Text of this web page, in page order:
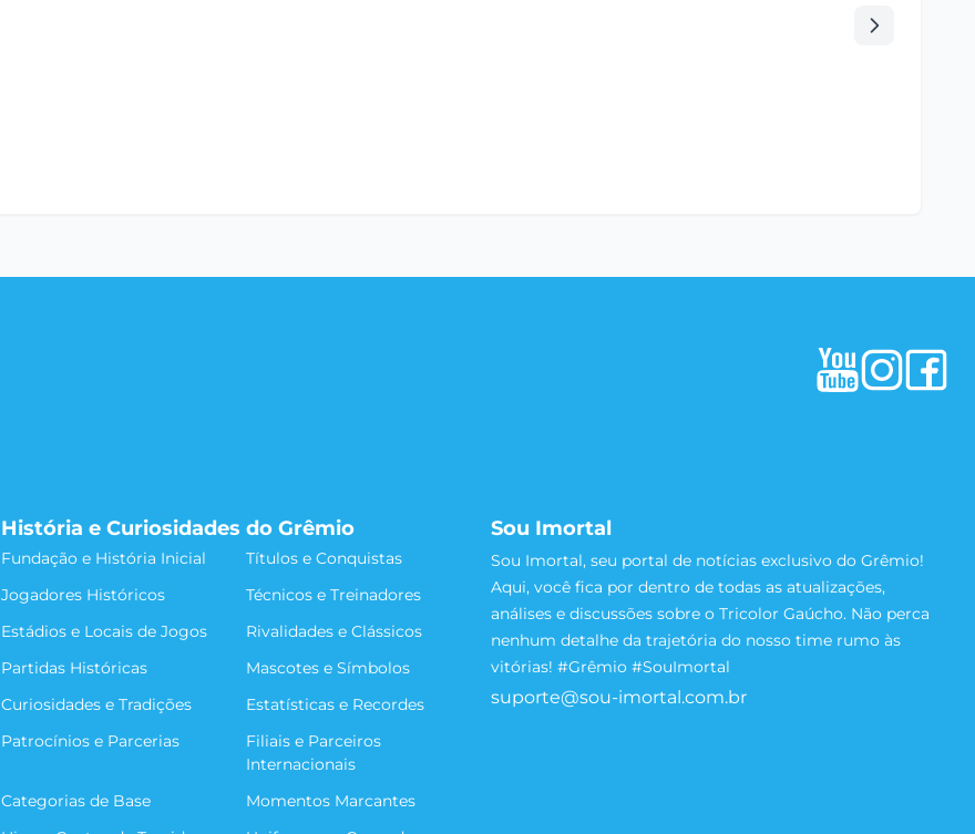
História e Curiosidades do Grêmio
Fundação e História Inicial
Títulos e Conquistas
Jogadores Históricos
Técnicos e Treinadores
Estádios e Locais de Jogos
Rivalidades e Clássicos
Partidas Históricas
Mascotes e Símbolos
Curiosidades e Tradições
Estatísticas e Recordes
Patrocínios e Parcerias
Filiais e Parceiros
Internacionais
Categorias de Base
Momentos Marcantes
Sou Imortal
Sou Imortal, seu portal de notícias exclusivo do Grêmio!
Aqui, você fica por dentro de todas as atualizações,
análises e discussões sobre o Tricolor Gaúcho. Não perca
nenhum detalhe da trajetória do nosso time rumo às
vitórias! #Grêmio #SouImortal
suporte@sou-imortal.com.br